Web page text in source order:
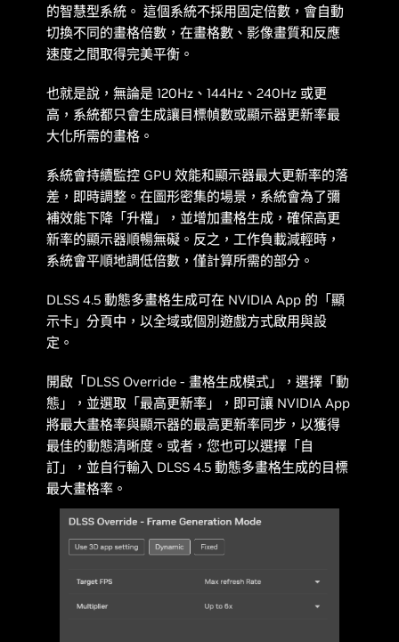
的智慧型系統。 這個系統不採用固定倍數，會自動
切換不同的畫格倍數，在畫格數、影像畫質和反應
速度之間取得完美平衡。
也就是說，無論是 120Hz、144Hz、240Hz 或更
高，系統都只會生成讓目標幀數或顯示器更新率最
大化所需的畫格。
系統會持續監控 GPU 效能和顯示器最大更新率的落
差，即時調整。在圖形密集的場景，系統會為了彌
補效能下降「升檔」，並增加畫格生成，確保高更
新率的顯示器順暢無礙。反之，工作負載減輕時，
系統會平順地調低倍數，僅計算所需的部分。
DLSS 4.5 動態多畫格生成可在 NVIDIA App 的「顯
示卡」分頁中，以全域或個別遊戲方式啟用與設
定。
開啟「DLSS Override - 畫格生成模式」，選擇「動
態」，並選取「最高更新率」，即可讓 NVIDIA App
將最大畫格率與顯示器的最高更新率同步，以獲得
最佳的動態清晰度。或者，您也可以選擇「自
訂」，並自行輸入 DLSS 4.5 動態多畫格生成的目標
最大畫格率。